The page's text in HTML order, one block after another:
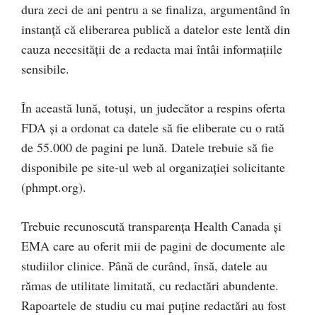
dura zeci de ani pentru a se finaliza, argumentând în
instanță că eliberarea publică a datelor este lentă din
cauza necesității de a redacta mai întâi informațiile
sensibile.
În această lună, totuși, un judecător a respins oferta
FDA și a ordonat ca datele să fie eliberate cu o rată
de 55.000 de pagini pe lună. Datele trebuie să fie
disponibile pe site-ul web al organizației solicitante
(phmpt.org).
Trebuie recunoscută transparența Health Canada și
EMA care au oferit mii de pagini de documente ale
studiilor clinice. Până de curând, însă, datele au
rămas de utilitate limitată, cu redactări abundente.
Rapoartele de studiu cu mai puține redactări au fost